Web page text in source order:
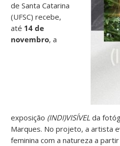
de Santa Catarina
(UFSC) recebe,
até 14 de
novembro, a
exposição (INDI)VISÍVEL da
Marques. No projeto, a artista
feminina com a natureza a